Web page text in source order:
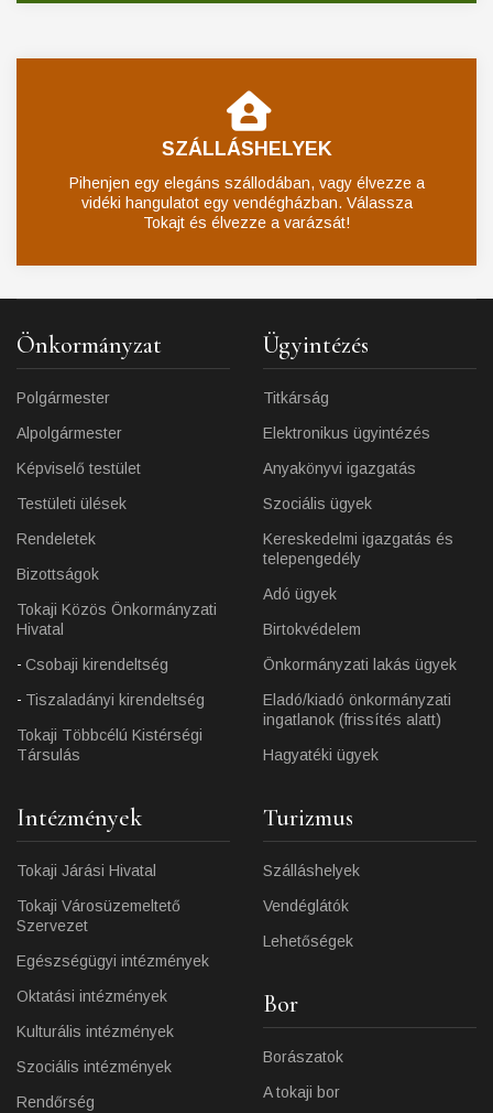
SZÁLLÁSHELYEK
Pihenjen egy elegáns szállodában, vagy élvezze a
vidéki hangulatot egy vendégházban. Válassza
Tokajt és élvezze a varázsát!
Önkormányzat
Polgármester
Alpolgármester
Képviselő testület
Testületi ülések
Rendeletek
Bizottságok
Tokaji Közös Önkormányzati
Hivatal
Csobaji kirendeltség
Tiszaladányi kirendeltség
Tokaji Többcélú Kistérségi
Társulás
Ügyintézés
Titkárság
Elektronikus ügyintézés
Anyakönyvi igazgatás
Szociális ügyek
Kereskedelmi igazgatás és
telepengedély
Adó ügyek
Birtokvédelem
Önkormányzati lakás ügyek
Eladó/kiadó önkormányzati
ingatlanok (frissítés alatt)
Hagyatéki ügyek
Intézmények
Tokaji Járási Hivatal
Tokaji Városüzemeltető
Szervezet
Egészségügyi intézmények
Oktatási intézmények
Kulturális intézmények
Szociális intézmények
Rendőrség
Turizmus
Szálláshelyek
Vendéglátók
Lehetőségek
Bor
Borászatok
A tokaji bor